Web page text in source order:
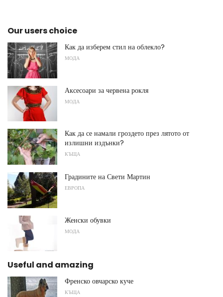
Our users choice
Как да изберем стил на облекло?
МОДА
Аксесоари за червена рокля
МОДА
Как да се намали гроздето през лятото от
излишни издънки?
КЪЩА
Градините на Свети Мартин
ЕВРОПА
Женски обувки
МОДА
Useful and amazing
Френско овчарско куче
КЪЩА